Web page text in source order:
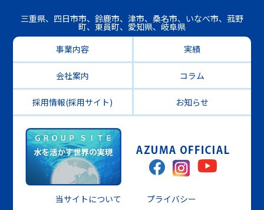
三重県、四日市市、鈴鹿市、津市、桑名市、いなべ市、菰野
町、東員町、愛知県、岐阜県
事業内容
実績
会社案内 コラム
採用情報(採用サイト) お知らせ
当サイトについて
プライバシー